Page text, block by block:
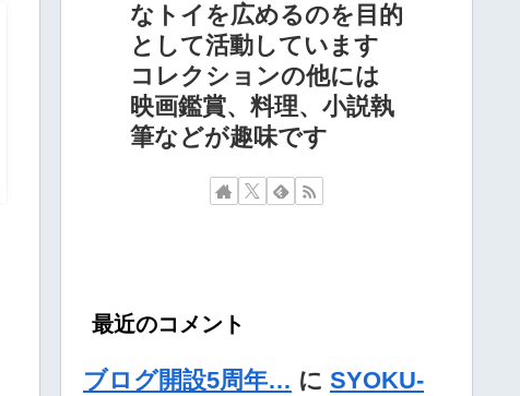
なトイを広めるのを目的
として活動しています
コレクションの他には
映画鑑賞、料理、小説執
筆などが趣味です
最近のコメント
ブログ開設5周年… に SYOKU-